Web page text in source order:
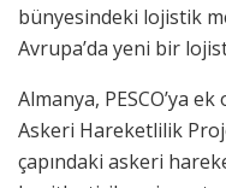
bünyesindeki lojistik
Avrupa’da yeni bir
Almanya, PESCO’ya
Askeri Hareketlilik
çapındaki askeri